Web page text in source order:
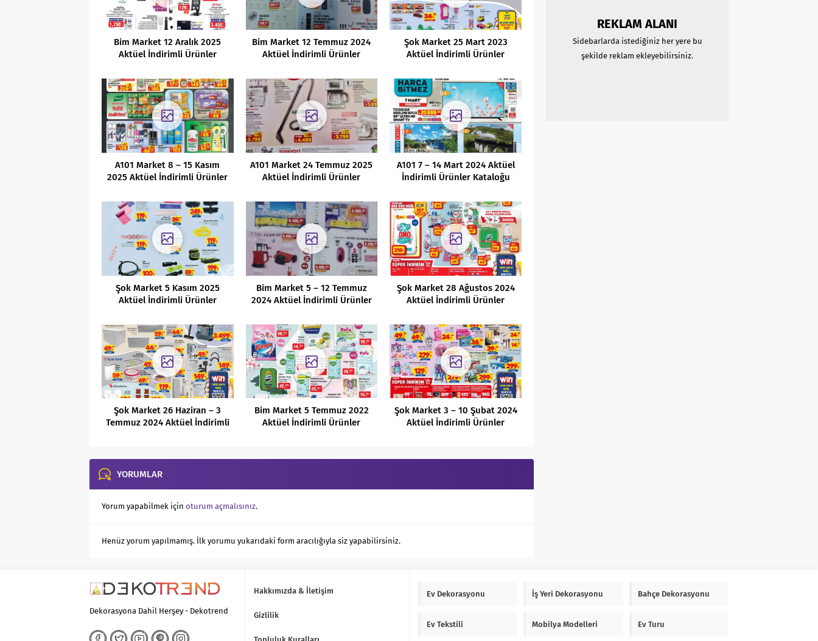
Bim Market 12 Aralık 2025
Aktüel İndirimli Ürünler
Bim Market 12 Temmuz 2024
Aktüel İndirimli Ürünler
Şok Market 25 Mart 2023
Aktüel İndirimli Ürünler
A101 Market 8 – 15 Kasım
2025 Aktüel İndirimli Ürünler
A101 Market 24 Temmuz 2025
Aktüel İndirimli Ürünler
A101 7 – 14 Mart 2024 Aktüel
İndirimli Ürünler Kataloğu
Şok Market 5 Kasım 2025
Aktüel İndirimli Ürünler
Bim Market 5 – 12 Temmuz
2024 Aktüel İndirimli Ürünler
Şok Market 28 Ağustos 2024
Aktüel İndirimli Ürünler
Şok Market 26 Haziran – 3
Temmuz 2024 Aktüel İndirimli
Bim Market 5 Temmuz 2022
Aktüel İndirimli Ürünler
Şok Market 3 – 10 Şubat 2024
Aktüel İndirimli Ürünler
YORUMLAR
Yorum yapabilmek için oturum açmalısınız.
Henüz yorum yapılmamış. İlk yorumu yukarıdaki form aracılığıyla siz yapabilirsiniz.
REKLAM ALANI
Sidebarlarda istediğiniz her yere bu
şekilde reklam ekleyebilirsiniz.
Dekorasyona Dahil Herşey - Dekotrend
Hakkımızda & İletişim
Gizlilik
Ev Dekorasyonu İş Yeri Dekorasyonu Bahçe Dekorasyonu
Ev Tekstili Mobilya Modelleri Ev Turu